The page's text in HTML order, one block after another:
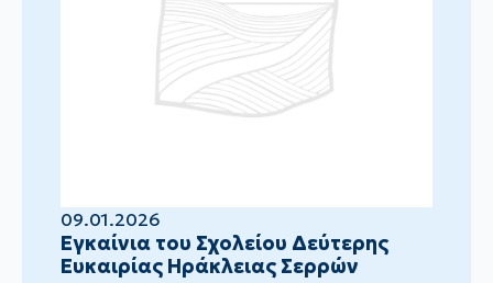
09.01.2026
Eγκαίνια του Σχολείου Δεύτερης
Ευκαιρίας Ηράκλειας Σερρών